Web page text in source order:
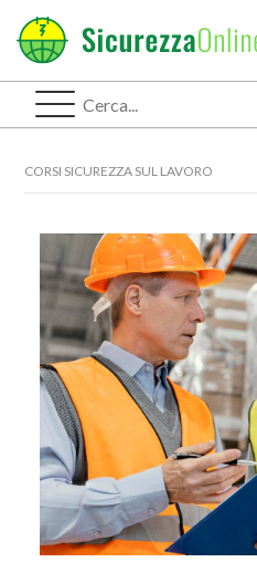
CORSI SICUREZZA SUL LAVORO